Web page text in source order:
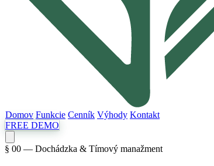
Domov Funkcie Cenník Výhody Kontakt
FREE DEMO
§ 00 — Dochádzka & Tímový manažment